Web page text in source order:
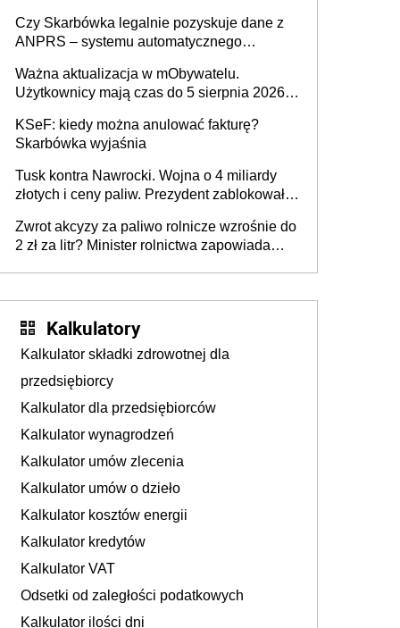
Czy Skarbówka legalnie pozyskuje dane z
ANPRS – systemu automatycznego
pojazdów z kamer drogowych?
Ważna aktualizacja w mObywatelu.
Użytkownicy mają czas do 5 sierpnia 2026
KSeF: kiedy można anulować fakturę?
Skarbówka wyjaśnia
Tusk kontra Nawrocki. Wojna o 4 miliardy
złotych i ceny paliw. Prezydent zablokował
wymierzonym we wszystkich polskich
kierowców”
Zwrot akcyzy za paliwo rolnicze wzrośnie do
2 zł za litr? Minister rolnictwa zapowiada
Kalkulatory
Kalkulator składki zdrowotnej dla
przedsiębiorcy
Kalkulator dla przedsiębiorców
Kalkulator wynagrodzeń
Kalkulator umów zlecenia
Kalkulator umów o dzieło
Kalkulator kosztów energii
Kalkulator kredytów
Kalkulator VAT
Odsetki od zaległości podatkowych
Kalkulator ilości dni